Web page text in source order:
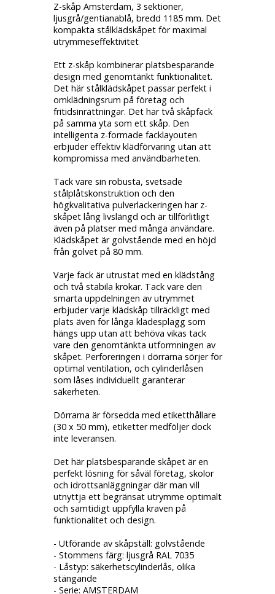
Z-skåp Amsterdam, 3 sektioner,
ljusgrå/gentianablå, bredd 1185 mm. Det
kompakta stålklädskåpet för maximal
utrymmeseffektivitet
Ett z-skåp kombinerar platsbesparande
design med genomtänkt funktionalitet.
Det här stålklädskåpet passar perfekt i
omklädningsrum på företag och
fritidsinrättningar. Det har två skåpfack
på samma yta som ett skåp. Den
intelligenta z-formade facklayouten
erbjuder effektiv klädförvaring utan att
kompromissa med användbarheten.
Tack vare sin robusta, svetsade
stålplåtskonstruktion och den
högkvalitativa pulverlackeringen har z-
skåpet lång livslängd och är tillförlitligt
även på platser med många användare.
Klädskåpet är golvstående med en höjd
från golvet på 80 mm.
Varje fack är utrustat med en klädstång
och två stabila krokar. Tack vare den
smarta uppdelningen av utrymmet
erbjuder varje klädskåp tillräckligt med
plats även för långa klädesplagg som
hängs upp utan att behöva vikas tack
vare den genomtänkta utformningen av
skåpet. Perforeringen i dörrarna sörjer för
optimal ventilation, och cylinderlåsen
som låses individuellt garanterar
säkerheten.
Dörrarna är försedda med etiketthållare
(30 x 50 mm), etiketter medföljer dock
inte leveransen.
Det här platsbesparande skåpet är en
perfekt lösning för såväl företag, skolor
och idrottsanläggningar där man vill
utnyttja ett begränsat utrymme optimalt
och samtidigt uppfylla kraven på
funktionalitet och design.
- Utförande av skåpställ: golvstående
- Stommens färg: ljusgrå RAL 7035
- Låstyp: säkerhetscylinderlås, olika
stängande
- Serie: AMSTERDAM